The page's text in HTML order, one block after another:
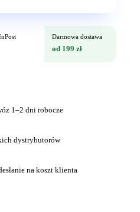
Darmowa dostawa
od 199 zł
1–2 dni robocze
dystrybutorów
na koszt klienta